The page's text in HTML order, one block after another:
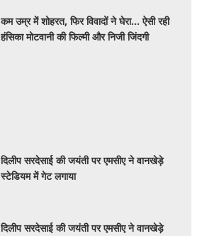
कम उम्र में शोहरत, फिर विवादों ने घेरा… ऐसी रही
हंसिका मोटवानी की फिल्मी और निजी जिंदगी
दिलीप सरदेसाई की जयंती पर एमसीए ने वानखेड़े
स्टेडियम में गेट लगाया
दिलीप सरदेसाई की जयंती पर एमसीए ने वानखेड़े